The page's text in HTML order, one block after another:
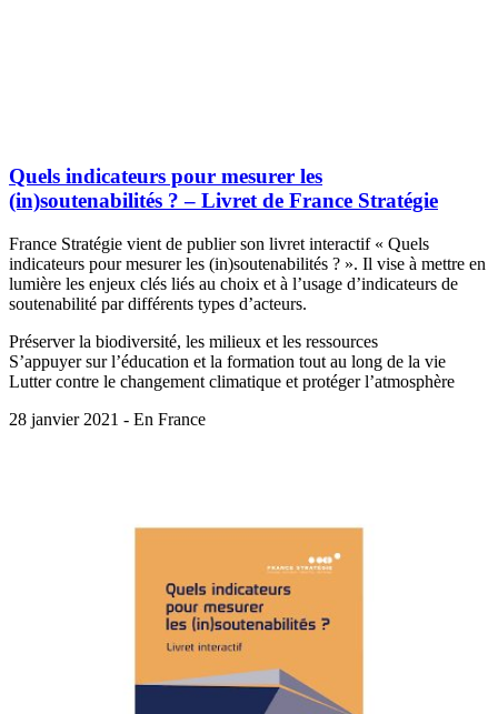
Quels indicateurs pour mesurer les
(in)soutenabilités ? – Livret de France Stratégie
France Stratégie vient de publier son livret interactif « Quels
indicateurs pour mesurer les (in)soutenabilités ? ». Il vise à mettre en
lumière les enjeux clés liés au choix et à l’usage d’indicateurs de
soutenabilité par différents types d’acteurs.
Préserver la biodiversité, les milieux et les ressources
S’appuyer sur l’éducation et la formation tout au long de la vie
Lutter contre le changement climatique et protéger l’atmosphère
28 janvier 2021 - En France